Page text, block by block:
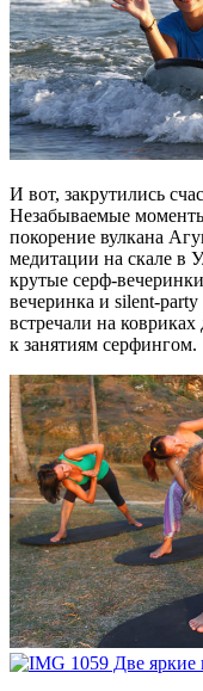
И вот, закрутились
Незабываемые
покорение вулкана
медитации на скале в
крутые серф-
вечеринка и silent-
встречали на
к занятиям серфингом.